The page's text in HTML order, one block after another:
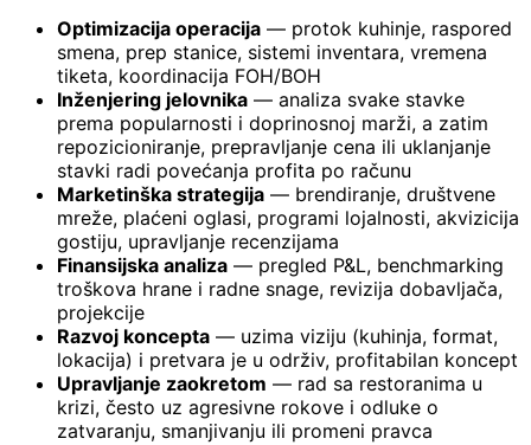
Optimizacija operacija — protok kuhinje, raspored
smena, prep stanice, sistemi inventara, vremena
tiketa, koordinacija FOH/BOH
Inženjering jelovnika — analiza svake stavke
prema popularnosti i doprinosnoj marži, a zatim
repozicioniranje, prepravljanje cena ili uklanjanje
stavki radi povećanja profita po računu
Marketinška strategija — brendiranje, društvene
mreže, plaćeni oglasi, programi lojalnosti, akvizicija
gostiju, upravljanje recenzijama
Finansijska analiza — pregled P&L, benchmarking
troškova hrane i radne snage, revizija dobavljača,
projekcije
Razvoj koncepta — uzima viziju (kuhinja, format,
lokacija) i pretvara je u održiv, profitabilan koncept
Upravljanje zaokretom — rad sa restoranima u
krizi, često uz agresivne rokove i odluke o
zatvaranju, smanjivanju ili promeni pravca